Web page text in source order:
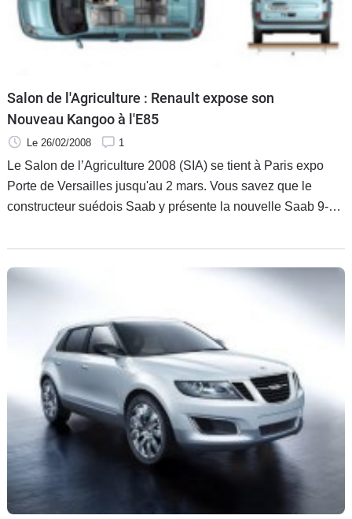
Salon de l'Agriculture : Renault expose son
Nouveau Kangoo à l'E85
Le 26/02/2008 1
Le Salon de l’Agriculture 2008 (SIA) se tient à Paris expo
Porte de Versailles jusqu'au 2 mars. Vous savez que le
constructeur suédois Saab y présente la nouvelle Saab 9-3
face du